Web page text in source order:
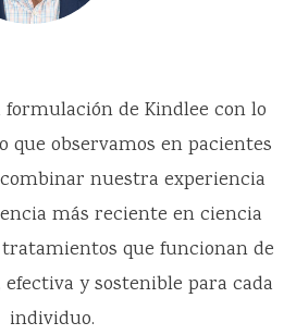
formulación de Kindlee con lo
que observamos en pacientes
nuestra experiencia
más reciente en ciencia
que funcionan de
y sostenible para cada
individuo.